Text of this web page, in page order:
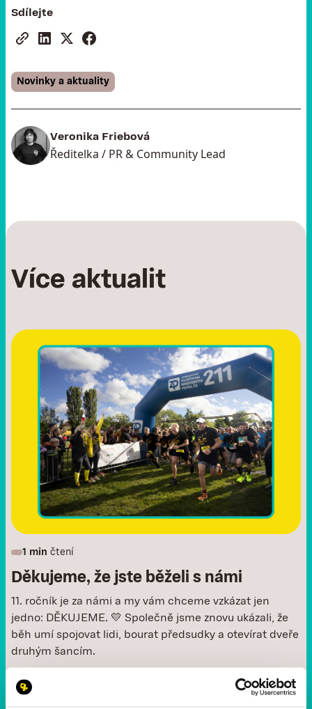
Sdílejte
Novinky a aktuality
Veronika Friebová
Ředitelka / PR & Community Lead
Více aktualit
1 min čtení
Děkujeme, že jste běželi s námi
11. ročník je za námi a my vám chceme vzkázat jen
jedno: DĚKUJEME. 💛 Společně jsme znovu ukázali, že
běh umí spojovat lidi, bourat předsudky a otevírat dveře
druhým šancím.